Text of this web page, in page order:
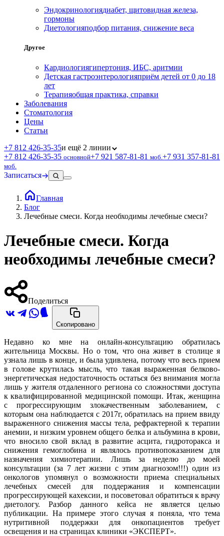
Эндокринологиядиабет, щитовидная железа,
гормоны
Диетологияподбор питания, снижение веса
Другое
Кардиологиягипертония, ИБС, аритмии
Детская гастроэнтерологияприём детей от 0 до 18
лет
Терапияобщая практика, справки
Заболевания
Стоматология
Цены
Статьи
+7 812 426‑35‑35и ещё 2 линии
+7 812 426‑35‑35 основной+7 921 587‑81‑81 моб. +7 931 357‑81‑81
моб.
Записаться
Главная
Блог
Лечебные смеси. Когда необходимы лечебные смеси?
Лечебные смеси. Когда
необходимы лечебные смеси?
Поделиться
Скопировано
Недавно ко мне на онлайн-консультацию обратилась
жительница Москвы. Но о том, что она живет в столице я
узнала лишь в конце, и была удивлена, потому что весь прием
в голове крутилась мысль, что такая выраженная белково-
энергетическая недостаточность остаться без внимания могла
лишь у жителя отдаленного региона со сложностями доступа
к квалифицированной медицинской помощи. Итак, женщина
с прогрессирующим злокачественным заболеванием, с
которым она наблюдается с 2017г, обратилась на прием ввиду
выраженного снижения массы тела, рефрактерной к терапии
анемии, и низким уровнем общего белка и альбумина в крови,
что вносило свой вклад в развитие асцита, гидроторакса и
снижения гемоглобина и являлось противопоказанием для
назначения химиотерапии. Лишь за неделю до моей
консультации (за 7 лет жизни с этим диагнозом!!!) один из
онкологов упомянул о возможности приема специальных
лечебных смесей для поддержания и компенсации
прогрессирующей кахексии, и посоветовал обратиться к врачу
диетологу. Разбор данного кейса не является целью
публикации. На примере этого случая я поняла, что тема
нутритивной поддержки для онкопациентов требует
освещения и на страницах клиники «ЭКСПЕРТ».